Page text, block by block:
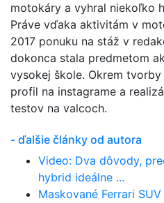
motokáry a vyhral niekoľko
Práve vďaka aktivitám v
2017 ponuku na stáž v
dokonca stala predmetom
vysokej škole. Okrem
profil na instagrame a
testov na valcoch.
- ďalšie články od autora
Video: Dva dôvody,
hybrid ideálne ...
Maskované Ferrari